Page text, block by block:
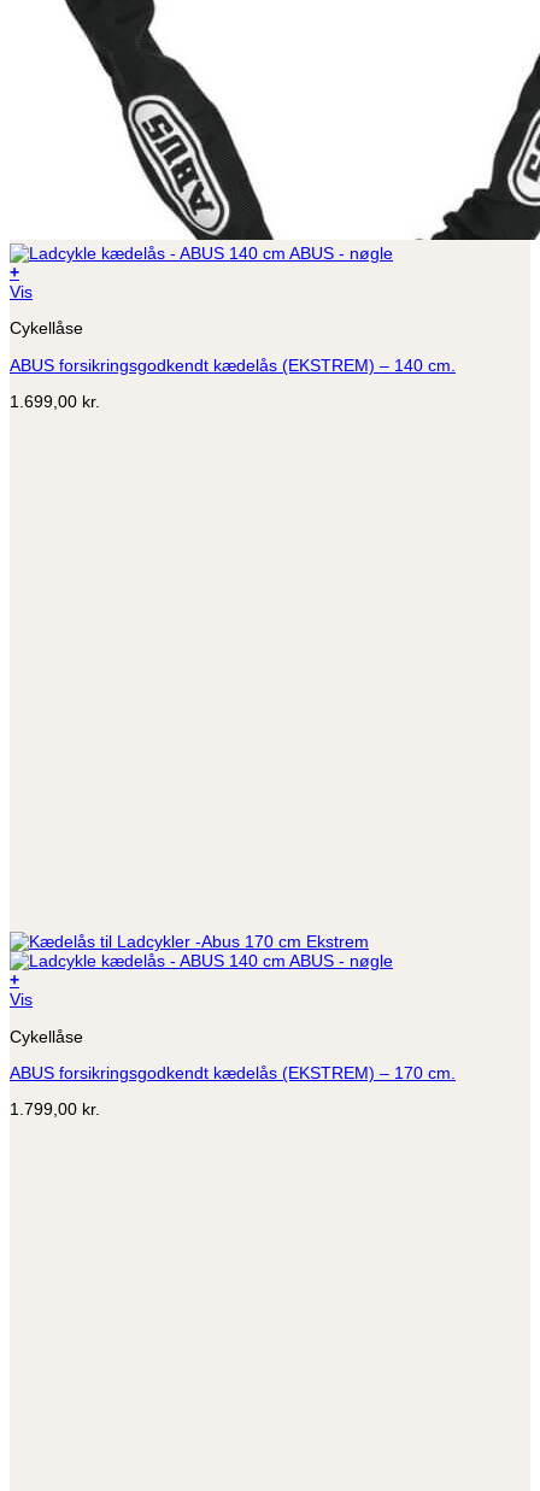
+
Vis
Cykellåse
ABUS forsikringsgodkendt kædelås (EKSTREM) – 140 cm.
1.699,00 kr.
+
Vis
Cykellåse
ABUS forsikringsgodkendt kædelås (EKSTREM) – 170 cm.
1.799,00 kr.